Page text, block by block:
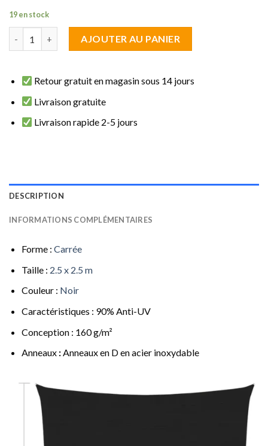
19 en stock
AJOUTER AU PANIER
Retour gratuit en magasin sous 14 jours
Livraison gratuite
Livraison rapide 2-5 jours
DESCRIPTION
INFORMATIONS COMPLÉMENTAIRES
Forme : Carrée
Taille : 2.5 x 2.5 m
Couleur : Noir
Caractéristiques : 90% Anti-UV
Conception : 160 g/m²
Anneaux:Anneaux en D en acier inoxydable